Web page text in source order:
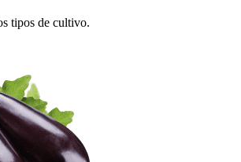
tipos de cultivo.